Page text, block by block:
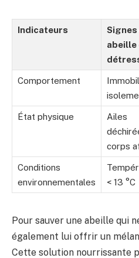
Indicateurs
Signes
abeille
Comportement
État physique
Ailes
corps
Conditions
environnementales
< 13 °C
Pour sauver une abeille qui
également lui offrir un
Cette solution nourrissante